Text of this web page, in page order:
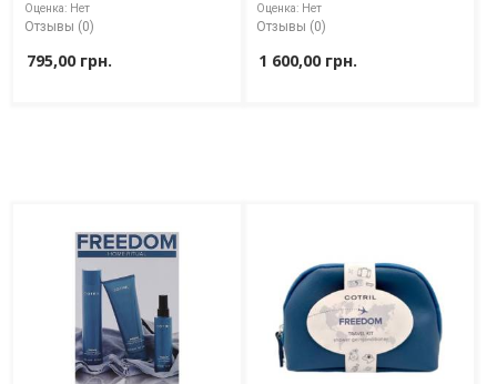
Оценка: Нет
Отзывы (0)
795,00 грн.
Оценка: Нет
Отзывы (0)
1 600,00 грн.